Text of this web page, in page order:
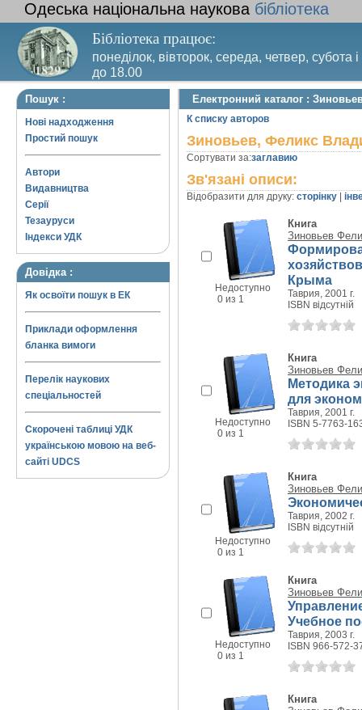
Одеська національна наукова бібліотека
Бібліотека працює:
понеділок, вівторок, середа, четвер, субота
до 18.00
Вихідний день – п’ятниця. Останній четвер
Пошук :
Нові надходження
Простий пошук
Автори
Видавництва
Серії
Тезауруси
Індекси УДК
Довідка :
Як освоїти пошук в ЕК
Приклади оформлення
бланка вимоги
Перелік наукових
спеціальностей
Скорочені таблиці УДК
українською мовою на веб-
сайті UDCS
Електронний каталог :
К списку авторов
Зиновьев, Феликс
Сортувати за:заглавию
Зв'язані описи:
Відобразити для друку: сторінку
Недоступно
0 из 1
Книга
Зиновьев
Крыма
Таврия, 2001 г.
ISBN відсутній
Недоступно
0 из 1
Книга
Зиновьев
Методика
для
Таврия, 2001 г.
ISBN 5-7763-
Недоступно
0 из 1
Книга
Зиновьев
Таврия, 2002 г.
ISBN відсутній
Недоступно
0 из 1
Книга
Зиновьев
Учебное
Таврия, 2003 г.
ISBN 966-572-
Книга